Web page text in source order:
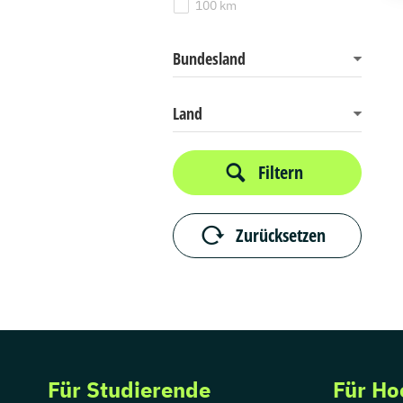
100 km
Bundesland
Land
Filtern
Zurücksetzen
Für Studierende Für